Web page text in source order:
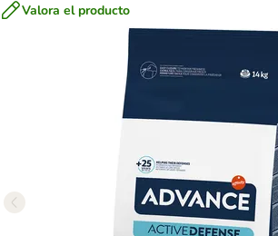
Valora el producto